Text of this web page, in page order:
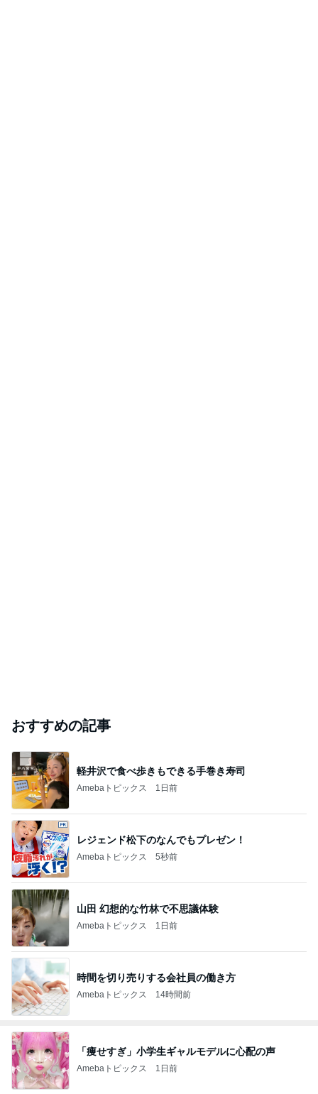
おすすめの記事
軽井沢で食べ歩きもできる手巻き寿司
Amebaトピックス 1日前
レジェンド松下のなんでもプレゼン！
Amebaトピックス 5秒前
山田 幻想的な竹林で不思議体験
Amebaトピックス 1日前
時間を切り売りする会社員の働き方
Amebaトピックス 14時間前
「痩せすぎ」小学生ギャルモデルに心配の声
Amebaトピックス 1日前